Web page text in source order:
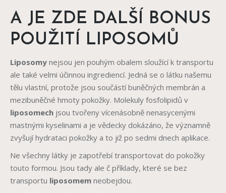
A JE ZDE DALŠÍ BONUS
POUŽITÍ LIPOSOMŮ
Liposomy nejsou jen pouhým obalem sloužící k transportu
ale také velmi účinnou ingrediencí. Jedná se o látku našemu
tělu vlastní, protože jsou součástí buněčných membrán a
mezibuněčné hmoty pokožky. Molekuly fosfolipidů v
liposomech jsou tvořeny vícenásobně nenasycenými
mastnými kyselinami a je vědecky dokázáno, že významně
zvyšují hydrataci pokožky a to již po sedmi dnech aplikace.
Ne všechny látky je zapotřebí transportovat do pokožky
touto formou. Jsou tady ale č příklady, které se bez
transportu liposomem neobejdou.